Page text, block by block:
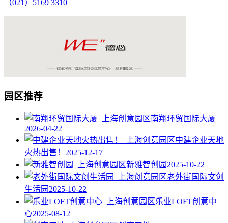
（021）5169 3310
园区推荐
南翔环贸国际大厦
2026-04-22
中建企业天地
火热出售！ 2025-12-17
新雅智创园 2025-10-22
老外街国际文创
生活园 2025-10-22
乐业LOFT创意中
心2025-08-12